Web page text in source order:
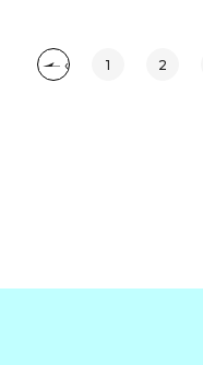
‹ 1 2